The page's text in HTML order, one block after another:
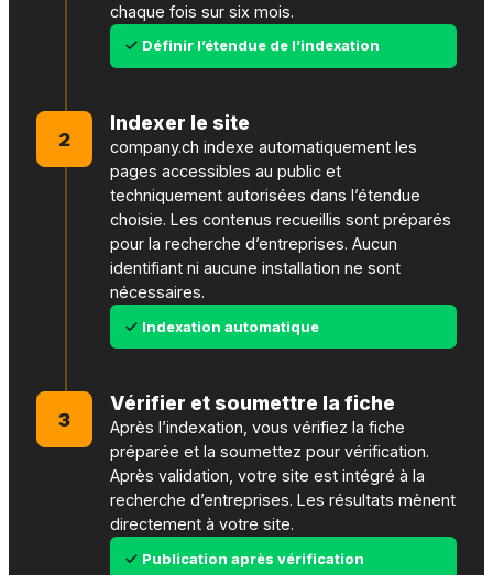
chaque fois sur six mois.
Définir l’étendue de l’indexation
2
Indexer le site
company.ch indexe automatiquement les
pages accessibles au public et
techniquement autorisées dans l’étendue
choisie. Les contenus recueillis sont préparés
pour la recherche d’entreprises. Aucun
identifiant ni aucune installation ne sont
nécessaires.
Indexation automatique
3
Vérifier et soumettre la fiche
Après l’indexation, vous vérifiez la fiche
préparée et la soumettez pour vérification.
Après validation, votre site est intégré à la
recherche d’entreprises. Les résultats mènent
directement à votre site.
Publication après vérification